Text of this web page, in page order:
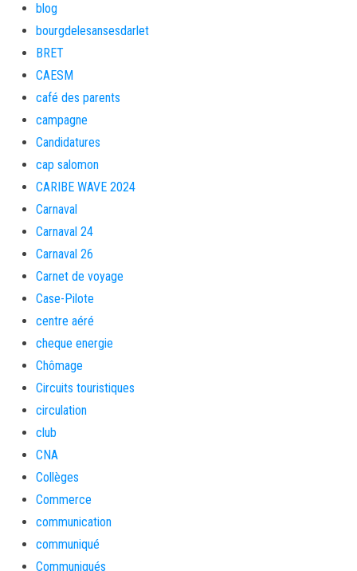
blog
bourgdelesansesdarlet
BRET
CAESM
café des parents
campagne
Candidatures
cap salomon
CARIBE WAVE 2024
Carnaval
Carnaval 24
Carnaval 26
Carnet de voyage
Case-Pilote
centre aéré
cheque energie
Chômage
Circuits touristiques
circulation
club
CNA
Collèges
Commerce
communication
communiqué
Communiqués